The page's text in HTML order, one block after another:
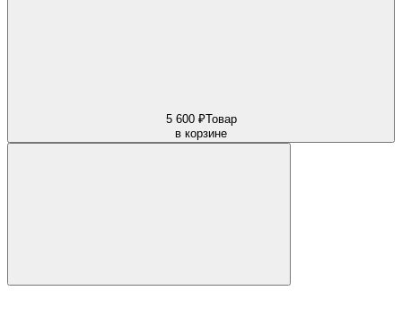
5 600 ₽Товар
в корзине